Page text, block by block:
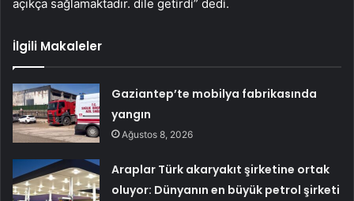
açıkça sağlamaktadır. dile getirdi” dedi.
İlgili Makaleler
Gaziantep’te mobilya fabrikasında
yangın
Ağustos 8, 2026
Araplar Türk akaryakıt şirketine ortak
oluyor: Dünyanın en büyük petrol şirketi